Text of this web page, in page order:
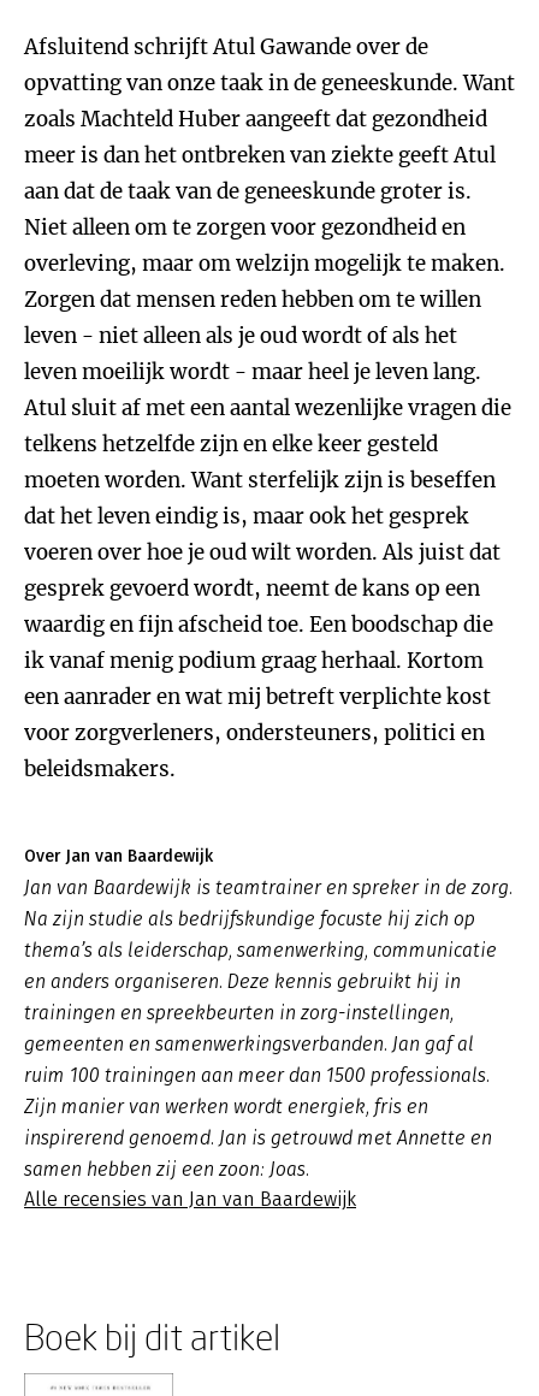
Afsluitend schrijft Atul Gawande over de
opvatting van onze taak in de geneeskunde. Want
zoals Machteld Huber aangeeft dat gezondheid
meer is dan het ontbreken van ziekte geeft Atul
aan dat de taak van de geneeskunde groter is.
Niet alleen om te zorgen voor gezondheid en
overleving, maar om welzijn mogelijk te maken.
Zorgen dat mensen reden hebben om te willen
leven - niet alleen als je oud wordt of als het
leven moeilijk wordt - maar heel je leven lang.
Atul sluit af met een aantal wezenlijke vragen die
telkens hetzelfde zijn en elke keer gesteld
moeten worden. Want sterfelijk zijn is beseffen
dat het leven eindig is, maar ook het gesprek
voeren over hoe je oud wilt worden. Als juist dat
gesprek gevoerd wordt, neemt de kans op een
waardig en fijn afscheid toe. Een boodschap die
ik vanaf menig podium graag herhaal. Kortom
een aanrader en wat mij betreft verplichte kost
voor zorgverleners, ondersteuners, politici en
beleidsmakers.
Over Jan van Baardewijk
Jan van Baardewijk is teamtrainer en spreker in de zorg.
Na zijn studie als bedrijfskundige focuste hij zich op
thema’s als leiderschap, samenwerking, communicatie
en anders organiseren. Deze kennis gebruikt hij in
trainingen en spreekbeurten in zorg-instellingen,
gemeenten en samenwerkingsverbanden. Jan gaf al
ruim 100 trainingen aan meer dan 1500 professionals.
Zijn manier van werken wordt energiek, fris en
inspirerend genoemd. Jan is getrouwd met Annette en
samen hebben zij een zoon: Joas.
Alle recensies van Jan van Baardewijk
Boek bij dit artikel